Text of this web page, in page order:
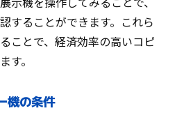
示機を操作してみることで、
することができます。これら
ことで、経済効率の高いコピ
す。
機の条件